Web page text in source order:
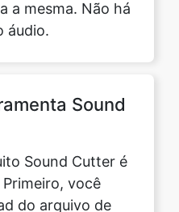
Sound
você
do arquivo de
isso
o arquivo
dispositivo. Ao